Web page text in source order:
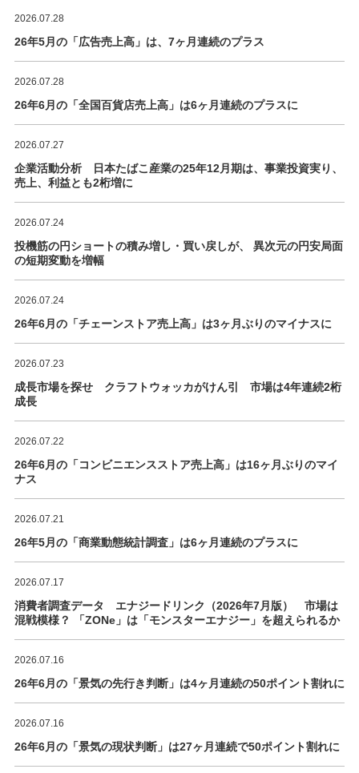
2026.07.28
26年5月の「広告売上高」は、7ヶ月連続のプラス
2026.07.28
26年6月の「全国百貨店売上高」は6ヶ月連続のプラスに
2026.07.27
企業活動分析 日本たばこ産業の25年12月期は、事業投資実り、
売上、利益とも2桁増に
2026.07.24
投機筋の円ショートの積み増し・買い戻しが、 異次元の円安局面
の短期変動を増幅
2026.07.24
26年6月の「チェーンストア売上高」は3ヶ月ぶりのマイナスに
2026.07.23
成長市場を探せ クラフトウォッカがけん引 市場は4年連続2桁
成長
2026.07.22
26年6月の「コンビニエンスストア売上高」は16ヶ月ぶりのマイ
ナス
2026.07.21
26年5月の「商業動態統計調査」は6ヶ月連続のプラスに
2026.07.17
消費者調査データ エナジードリンク（2026年7月版） 市場は
混戦模様？ 「ZONe」は「モンスターエナジー」を超えられるか
2026.07.16
26年6月の「景気の先行き判断」は4ヶ月連続の50ポイント割れに
2026.07.16
26年6月の「景気の現状判断」は27ヶ月連続で50ポイント割れに